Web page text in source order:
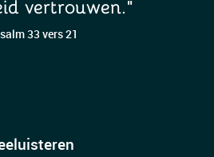
vertrouwen."
33 vers 21